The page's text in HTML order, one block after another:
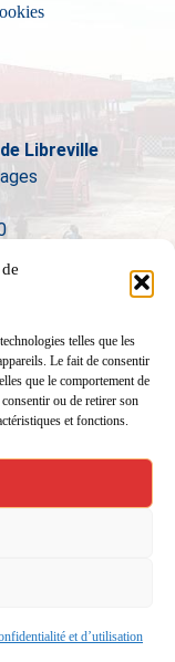
telles que les
Le fait de consentir
que le comportement de
ou de retirer son
et fonctions.
et d’utilisation
Libreville